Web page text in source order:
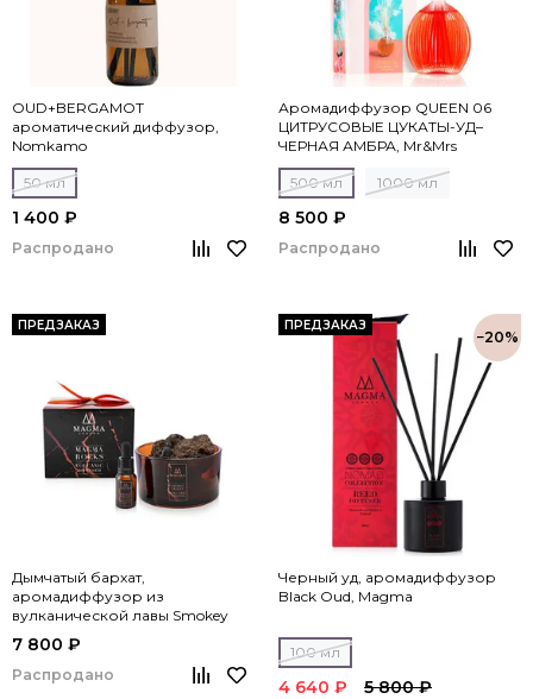
OUD+BERGAMOT
ароматический диффузор,
Nomkamo
50 мл
1 400 ₽
Распродано
Аромадиффузор QUEEN 06
ЦИТРУСОВЫЕ ЦУКАТЫ-УД–
ЧЕРНАЯ АМБРА, Mr&Mrs
Fragrance
500 мл
1000 мл
8 500 ₽
Распродано
ПРЕДЗАКАЗ
Дымчатый бархат,
аромадиффузор из
вулканической лавы Smokey
velvet, Magma
7 800 ₽
Распродано
ПРЕДЗАКАЗ
−20%
Черный уд, аромадиффузор
Black Oud, Magma
100 мл
4 640 ₽ 5 800 ₽